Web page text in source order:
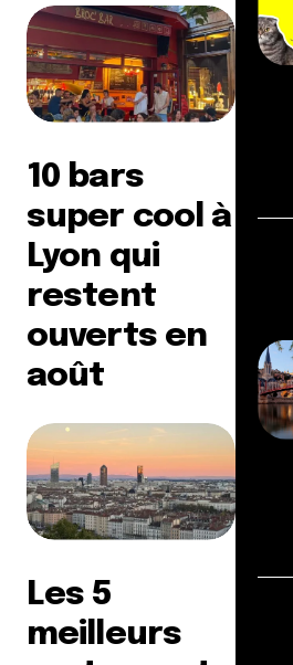
10 bars
super cool à
Lyon qui
restent
ouverts en
août
Les 5
meilleurs